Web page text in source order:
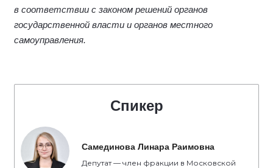
в соответствии с законом решений органов
государственной власти и органов местного
самоуправления.
Спикер
Самединова Линара Раимовна
Депутат — член фракции в Московской